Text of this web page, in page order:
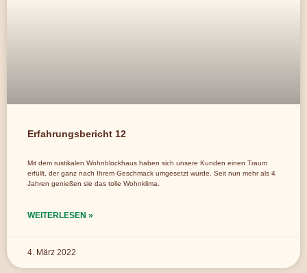
Erfahrungsbericht 12
Mit dem rustikalen Wohnblockhaus haben sich unsere Kunden einen Traum
erfüllt, der ganz nach Ihrem Geschmack umgesetzt wurde. Seit nun mehr als 4
Jahren genießen sie das tolle Wohnklima.
WEITERLESEN »
4. März 2022